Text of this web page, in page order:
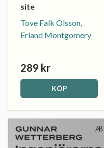
site
Tove Falk Olsson,
Erland Montgomery
289 kr
KÖP